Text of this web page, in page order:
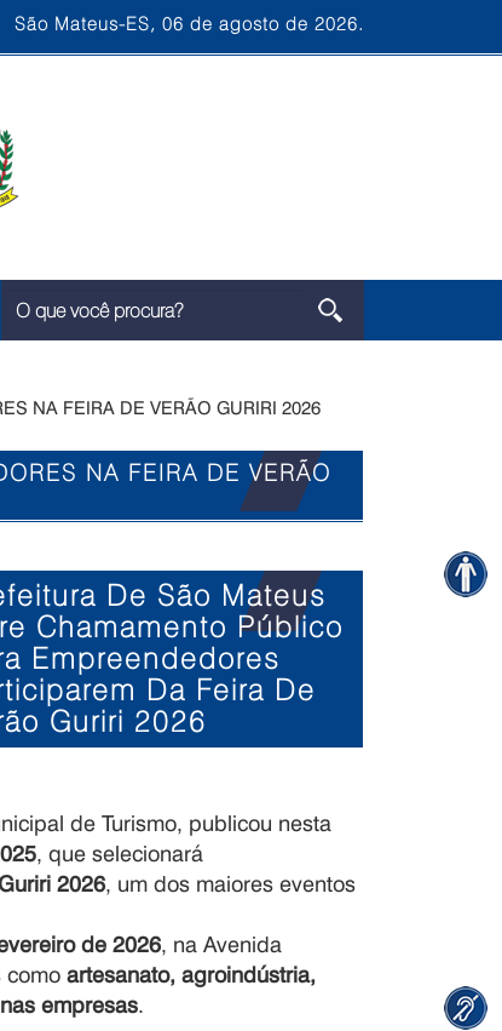
São Mateus-ES, 06 de agosto de 2026.
NA FEIRA DE VERÃO GURIRI 2026
NA FEIRA DE VERÃO
De São Mateus
Chamamento Público
Empreendedores
Da Feira De
Guriri 2026
de Turismo, publicou nesta
, que selecionará
2026, um dos maiores eventos
de 2026, na Avenida
comoartesanato, agroindústria,
empresas.